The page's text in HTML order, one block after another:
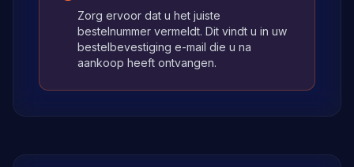
Zorg ervoor dat u het juiste
bestelnummer vermeldt. Dit vindt u in uw
bestelbevestiging e-mail die u na
aankoop heeft ontvangen.